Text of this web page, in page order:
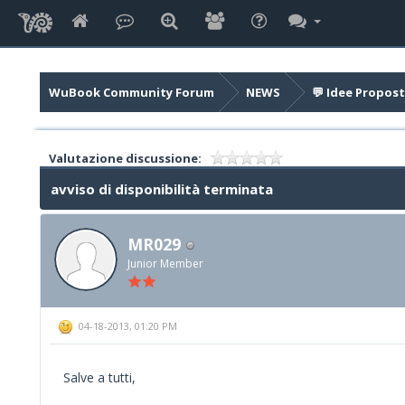
WuBook Community Forum NEWS 💬 Idee
Valutazione discussione:
avviso di disponibilità terminata
MR029
Junior Member
04-18-2013, 01:20 PM
Salve a tutti,